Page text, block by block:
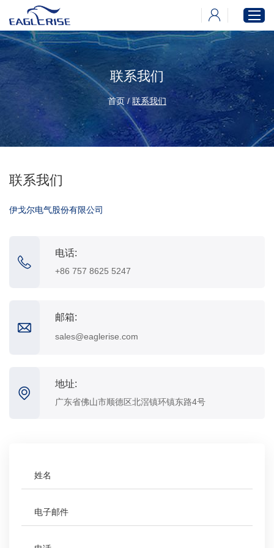
首页
产品中心
新闻中心
下载中心
联系我们
首页 / 联系我们
联系我们
伊戈尔电气股份有限公司
电话:
+86 757 8625 5247
邮箱:
sales@eaglerise.com
地址:
广东省佛山市顺德区北滘镇环镇东路4号